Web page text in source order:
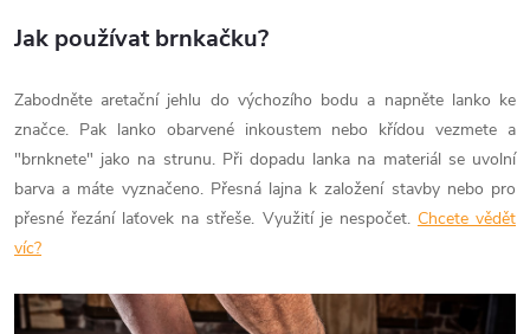
Jak používat brnkačku?
Zabodněte aretační jehlu do výchozího bodu a napněte lanko ke
značce. Pak lanko obarvené inkoustem nebo křídou vezmete a
"brnknete" jako na strunu. Při dopadu lanka na materiál se uvolní
barva a máte vyznačeno. Přesná lajna k založení stavby nebo pro
přesné řezání laťovek na střeše. Využití je nespočet. Chcete vědět
víc?